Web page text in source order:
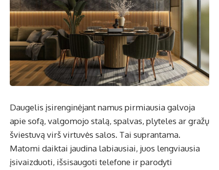
Daugelis įsirenginėjant namus pirmiausia galvoja
apie sofą, valgomojo stalą, spalvas, plyteles ar gražų
šviestuvą virš virtuvės salos. Tai suprantama.
Matomi daiktai jaudina labiausiai, juos lengviausia
įsivaizduoti, išsisaugoti telefone ir parodyti